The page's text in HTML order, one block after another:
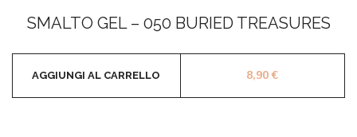
su
5
SMALTO GEL – 050 BURIED TREASURES
8,90€
AGGIUNGI AL CARRELLO